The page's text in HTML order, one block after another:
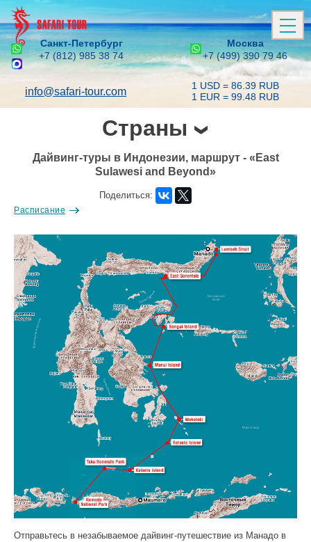
Санкт-Петербург
+7 (812) 985 38 74
Москва
+7 (499) 390 79 46
info@safari-tour.com
1 USD = 86.39 RUB
1 EUR = 99.48 RUB
Страны
Дайвинг-туры в Индонезии, маршрут - «East
Sulawesi and Beyond»
Поделиться:
Расписание
Отправьтесь в незабываемое дайвинг-путешествие из Манадо в